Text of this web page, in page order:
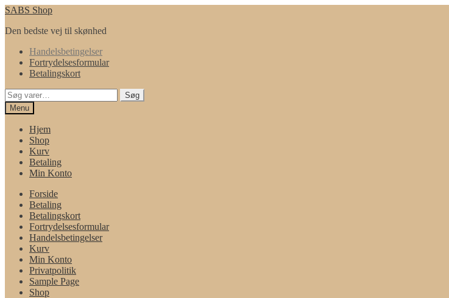
Spring
navigation
Spring
indhold
SABS Shop
Den bedste vej til skønhed
Handelsbetingelser
Fortrydelsesformular
Betalingskort
Søg
efter:
Søg
Menu
Hjem
Shop
Kurv
Betaling
Min Konto
Forside
Betaling
Betalingskort
Fortrydelsesformular
Handelsbetingelser
Kurv
Min Konto
Privatpolitik
Sample Page
Shop